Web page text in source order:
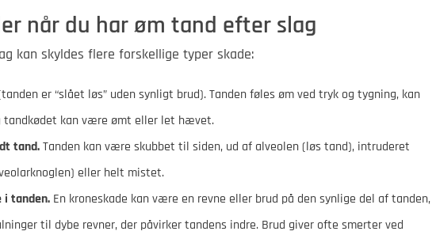
når du har øm tand efter slag
kan skyldes flere forskellige typer skade:
er “slået løs” uden synligt brud). Tanden føles øm ved tryk og tygning, kan
kan være ømt eller let hævet.
tand.Tanden kan være skubbet til siden, ud af alveolen (løs tand), intruderet
eller helt mistet.
i tanden.En kroneskade kan være en revne eller brud på den synlige del af tanden,
til dybe revner, der påvirker tandens indre. Brud giver ofte smerter ved